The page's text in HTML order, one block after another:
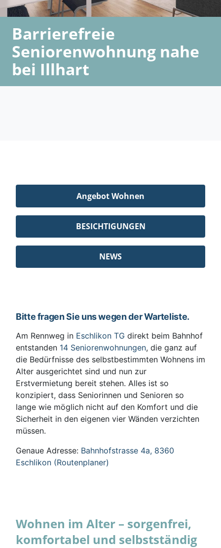
Barrierefreie
Seniorenwohnung nahe
bei Illhart
Angebot Wohnen
BESICHTIGUNGEN
NEWS
Bitte fragen Sie uns wegen der Warteliste.
Am Rennweg in Eschlikon TG direkt beim Bahnhof
entstanden 14 Seniorenwohnungen, die ganz auf
die Bedürfnisse des selbstbestimmten Wohnens im
Alter ausgerichtet sind und nun zur
Erstvermietung bereit stehen. Alles ist so
konzipiert, dass Seniorinnen und Senioren so
lange wie möglich nicht auf den Komfort und die
Sicherheit in den eigenen vier Wänden verzichten
müssen.
Genaue Adresse: Bahnhofstrasse 4a, 8360
Eschlikon (Routenplaner)
Wohnen im Alter – sorgenfrei,
komfortabel und selbstständig